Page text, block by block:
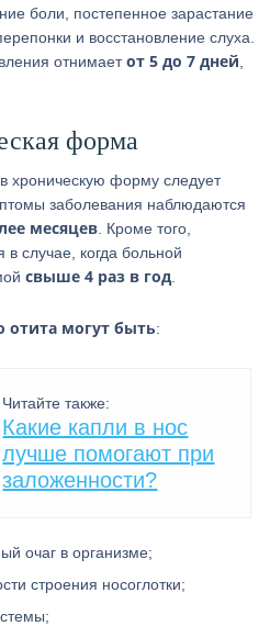
боли, постепенное зарастание
и восстановление слуха.
отнимаетот 5 до 7 дней
форма
хроническую форму следует
заболевания наблюдаются
месяцев . Кроме того,
в случае, когда больной
свыше 4 раз в год
отита могут быть:
Читайте также:
Какие капли в нос
лучше помогают при
заложенности?
очаг в организме;
строения носоглотки;